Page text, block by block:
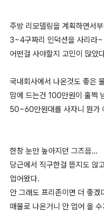
주방 리모델링을 계획하면서
3~4구짜리 인덕션을 사리라~
어떤걸 사야할지 고민이 많았
국내회사에서 나온것도 좋은
맘에 드는건 100만원이 훌쩍
50~60만원대를 사자니 뭔가
한창 눈만 높아지던 그즈음...
당근에서 직구한걸 뜯지도 않
업어왔다.
안 그래도 프리존이면 더 좋겠
매물로 나온거니 안 업어 올